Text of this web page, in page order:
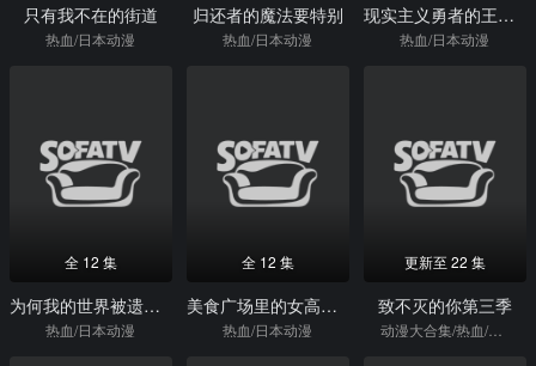
只有我不在的街道
热血/日本动漫
归还者的魔法要特别
热血/日本动漫
现实主义勇者的王国再建记
热血/日本动漫
全 12 集
为何我的世界被遗忘了？
热血/日本动漫
全 12 集
美食广场里的女高中生们在说啥
热血/日本动漫
更新至 22 集
致不灭的你第三季
动漫大合集/热血/日本动漫